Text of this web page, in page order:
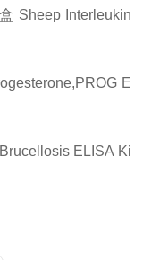
Sheep Interleukin
E
ELISA Ki